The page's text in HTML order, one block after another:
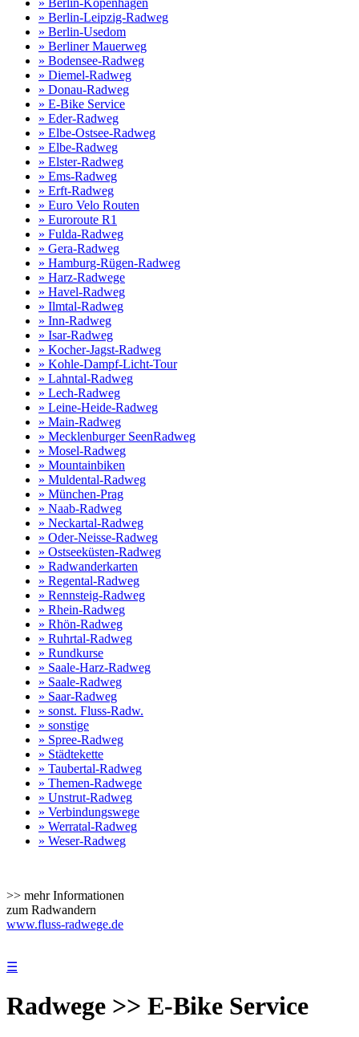
» Berlin-Leipzig-Radweg
» Berlin-Usedom
» Berliner Mauerweg
» Bodensee-Radweg
» Diemel-Radweg
» Donau-Radweg
» E-Bike Service
» Eder-Radweg
» Elbe-Ostsee-Radweg
» Elbe-Radweg
» Elster-Radweg
» Ems-Radweg
» Erft-Radweg
» Euro Velo Routen
» Euroroute R1
» Fulda-Radweg
» Gera-Radweg
» Hamburg-Rügen-Radweg
» Harz-Radwege
» Havel-Radweg
» Ilmtal-Radweg
» Inn-Radweg
» Isar-Radweg
» Kocher-Jagst-Radweg
» Kohle-Dampf-Licht-Tour
» Lahntal-Radweg
» Lech-Radweg
» Leine-Heide-Radweg
» Main-Radweg
» Mecklenburger SeenRadweg
» Mosel-Radweg
» Mountainbiken
» Muldental-Radweg
» München-Prag
» Naab-Radweg
» Neckartal-Radweg
» Oder-Neisse-Radweg
» Ostseeküsten-Radweg
» Radwanderkarten
» Regental-Radweg
» Rennsteig-Radweg
» Rhein-Radweg
» Rhön-Radweg
» Ruhrtal-Radweg
» Rundkurse
» Saale-Harz-Radweg
» Saale-Radweg
» Saar-Radweg
» sonst. Fluss-Radw.
» sonstige
» Spree-Radweg
» Städtekette
» Taubertal-Radweg
» Themen-Radwege
» Unstrut-Radweg
» Verbindungswege
» Werratal-Radweg
» Weser-Radweg
>> mehr Informationen
zum Radwandern
www.fluss-radwege.de
☰
Radwege >> E-Bike Service